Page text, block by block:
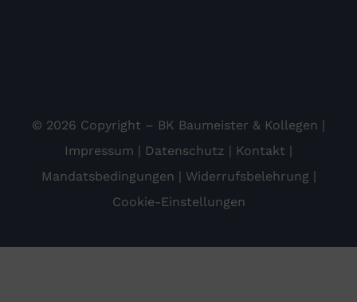
© 2026 Copyright – BK Baumeister & Kollegen |
Impressum | Datenschutz | Kontakt |
Mandatsbedingungen | Widerrufsbelehrung |
Cookie-Einstellungen